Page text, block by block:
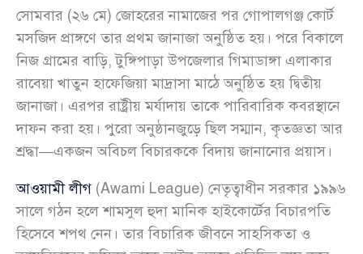
সোমবার (২৬ মে) জোহরের নামাজের পর গোপালগঞ্জ কোর্ট
মসজিদ প্রাঙ্গণে তার প্রথম জানাজা অনুষ্ঠিত হয়। পরে বিকালে
নিজ গ্রামের বাড়ি, টুঙ্গিপাড়া উপজেলার গিমাডাঙ্গা এলাকার
রাবেয়া খাতুন হাফেজিয়া মাদ্রাসা মাঠে অনুষ্ঠিত হয় দ্বিতীয়
জানাজা। এরপর রাষ্ট্রীয় মর্যাদায় তাকে পারিবারিক কবরস্থানে
দাফন করা হয়। পুরো অনুষ্ঠানজুড়ে ছিল সম্মান, কৃতজ্ঞতা আর
শ্রদ্ধা—একজন অবিচল বিচারককে বিদায় জানানোর প্রয়াস।
আওয়ামী লীগ (Awami League) নেতৃত্বাধীন সরকার ১৯৯৬
সালে গঠন হলে শামসুল হুদা মানিক হাইকোর্টের বিচারপতি
হিসেবে শপথ নেন। তার বিচারিক জীবনে সাহসিকতা ও